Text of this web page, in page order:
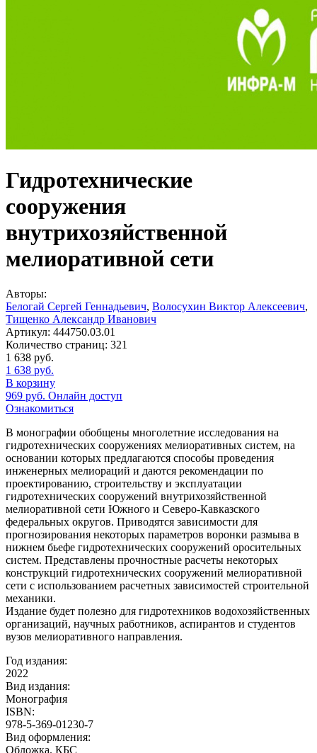
Гидротехнические
сооружения
внутрихозяйственной
мелиоративной сети
Авторы:
Белогай Сергей Геннадьевич, Волосухин Виктор Алексеевич,
Тищенко Александр Иванович
Артикул: 444750.03.01
Количество страниц: 321
1 638 руб.
1 638 руб.
В корзину
969 руб. Онлайн доступ
Ознакомиться
В монографии обобщены многолетние исследования на
гидротехнических сооружениях мелиоративных систем, на
основании которых предлагаются способы проведения
инженерных мелиораций и даются рекомендации по
проектированию, строительству и эксплуатации
гидротехнических сооружений внутрихозяйственной
мелиоративной сети Южного и Северо-Кавказского
федеральных округов. Приводятся зависимости для
прогнозирования некоторых параметров воронки размыва в
нижнем бьефе гидротехнических сооружений оросительных
систем. Представлены прочностные расчеты некоторых
конструкций гидротехнических сооружений мелиоративной
сети с использованием расчетных зависимостей строительной
механики.
Издание будет полезно для гидротехников водохозяйственных
организаций, научных работников, аспирантов и студентов
вузов мелиоративного направления.
Год издания:
2022
Вид издания:
Монография
ISBN:
978-5-369-01230-7
Вид оформления:
Обложка. КБС